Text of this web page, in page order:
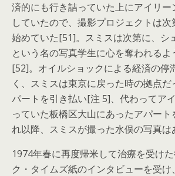
済的にも行き詰っていた上にアイリ
していたので、撮影プロジェクトは次
始めていた[51]。スミスは次第に、シ
という名の写真学生に心を奪われるよ
[52]。オイルショックによる経済の停
く、スミスは東京に戻った時の拠点
パートを引き払い[注 5]、代わってア
っていた板橋区大山にあったアパー
れ以降、スミスが撮った水俣の写真は
1974年春に再度帰米して治療を受け
ク・タイムズ紙のインタビューを受け